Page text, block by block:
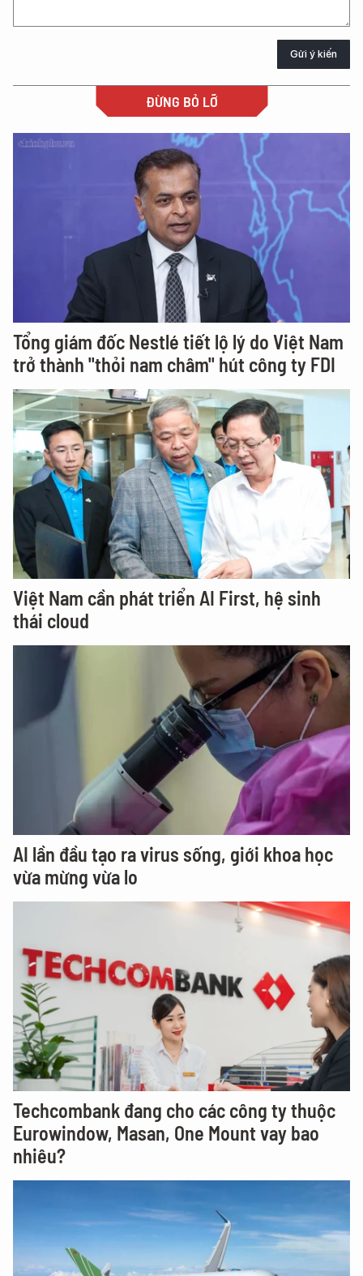
Gửi ý kiến
ĐỪNG BỎ LỠ
Tổng giám đốc Nestlé tiết lộ lý do Việt Nam
trở thành "thỏi nam châm" hút công ty FDI
Việt Nam cần phát triển AI First, hệ sinh
thái cloud
AI lần đầu tạo ra virus sống, giới khoa học
vừa mừng vừa lo
Techcombank đang cho các công ty thuộc
Eurowindow, Masan, One Mount vay bao
nhiêu?